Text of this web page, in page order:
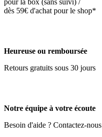
dès 59€ d'achat pour le shop*
Heureuse ou remboursée
Retours gratuits sous 30 jours
Notre équipe à votre écoute
Besoin d'aide ? Contactez-nous